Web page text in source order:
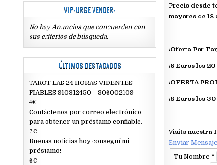
Precio desde
mayores de 18
/Oferta Por
/6 Euros los
/OFERTA
/8 Euros los
Visita nuestra
Enviar Mensaje
Tu Nombre *
VIP-URGE VENDER-
No hay Anuncios que concuerden con
sus criterios de búsqueda.
ÚLTIMOS DESTACADOS
TAROT LAS 24 HORAS VIDENTES
FIABLES 910312450 – 806002109
4€
Contáctenos por correo electrónico
para obtener un préstamo confiable.
7€
Buenas noticias hoy conseguí mi
préstamo!
6€